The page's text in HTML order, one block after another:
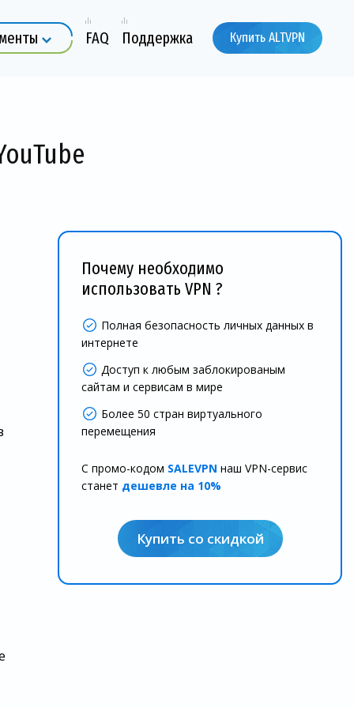
FAQ Поддержка Купить ALTVPN
Почему необходимо
использовать VPN ?
Полная безопасность личных данных в
интернете
Доступ к любым заблокированым
сайтам и сервисам в мире
Более 50 стран виртуального
перемещения
С промо-кодом SALEVPN наш VPN-сервис
станет дешевле на 10%
Купить со скидкой